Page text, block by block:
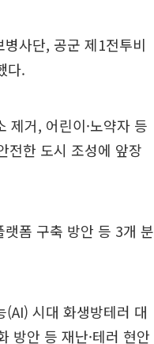
사단, 공군 제1전투비
다.
제거, 어린이·노약자 등
전한 도시 조성에 앞장
폼 구축 방안 등 3개 분
시대 화생방테러 대
방안 등 재난·테러 현안